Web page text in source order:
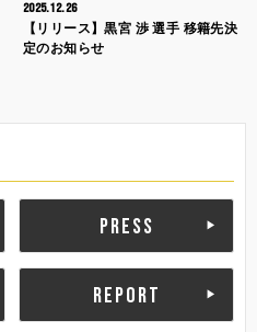
2025.12.26
【リリース】黒宮 渉 選手 移籍先決
定のお知らせ
PRESS
REPORT